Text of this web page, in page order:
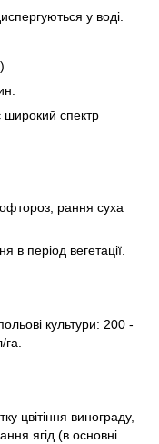
у воді.
широкий спектр
рання суха
в період вегетації.
культури: 200 -
цвітіння винограду,
ягід (в основні